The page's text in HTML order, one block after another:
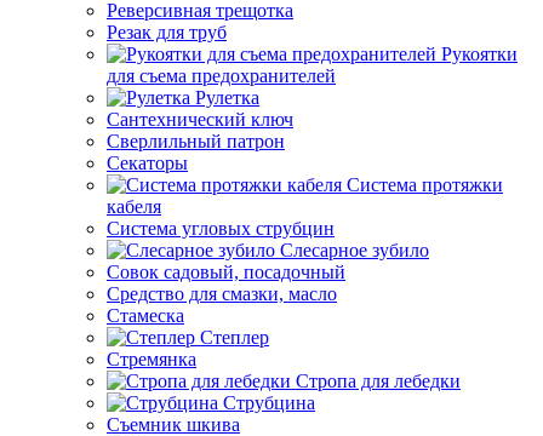
Реверсивная трещотка
Резак для труб
Рукоятки
для съема предохранителей
Рулетка
Сантехнический ключ
Сверлильный патрон
Секаторы
Система протяжки
кабеля
Система угловых струбцин
Слесарное зубило
Совок садовый, посадочный
Средство для смазки, масло
Стамеска
Степлер
Стремянка
Стропа для лебедки
Струбцина
Съемник шкива